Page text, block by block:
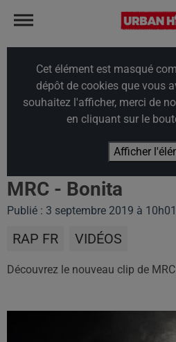
Cet élément est masqué
dépôt de cookies que vous
souhaitez l'afficher, merci de
en cliquant sur le
Afficher
MRC - Bonita
Publié : 3 septembre 2019 à 10h01
RAP FR VIDÉOS
Découvrez le nouveau clip de